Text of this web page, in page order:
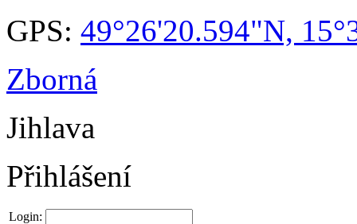
GPS: 49°26'20.594"N,
Zborná
Jihlava
Přihlášení
Login: